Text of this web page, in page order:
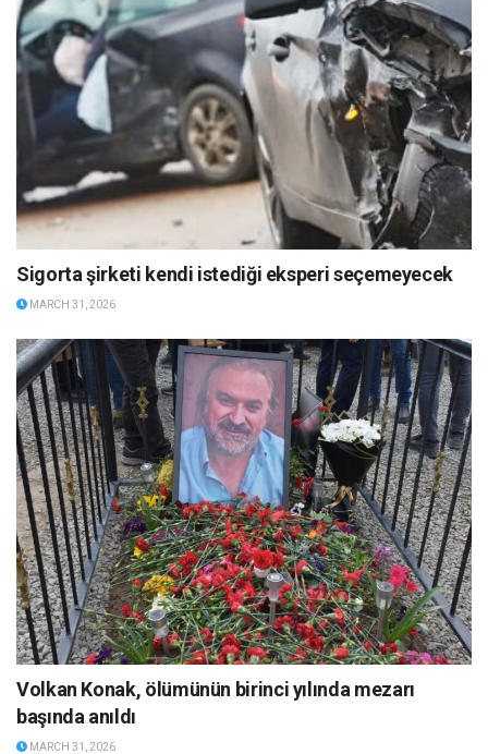
Sigorta şirketi kendi istediği eksperi seçemeyecek
MARCH 31, 2026
Volkan Konak, ölümünün birinci yılında mezarı
başında anıldı
MARCH 31, 2026